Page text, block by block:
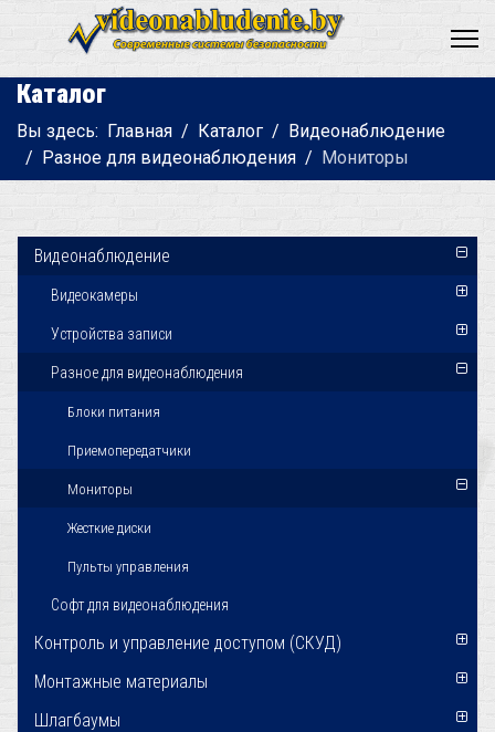
Каталог
Вы здесь: Главная Каталог
Видеонаблюдение
Разное для видеонаблюдения
Мониторы
Видеонаблюдение
Видеокамеры
Устройства записи
Разное для видеонаблюдения
Блоки питания
Приемопередатчики
Мониторы
Жесткие диски
Пульты управления
Софт для видеонаблюдения
Контроль и управление доступом (СКУД)
Монтажные материалы
Шлагбаумы